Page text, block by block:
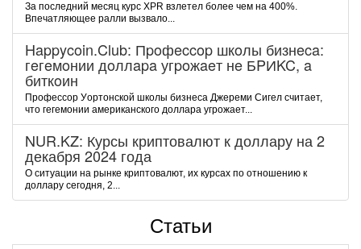
За последний месяц курс XPR взлетел более чем на 400%.
Впечатляющее ралли вызвало...
Happycoin.Club: Пpoфeccop шкoлы бизнeca:
гeгeмoнии дoллapa угpoжaeт нe БPИKC, a
биткoин
Пpoфeccop Уopтoнcкoй шкoлы бизнeca Джepeми Cигeл cчитaeт,
чтo гeгeмoнии aмepикaнcкoгo дoллapa угpoжaeт...
NUR.KZ: Курсы криптовалют к доллару на 2
декабря 2024 года
О ситуации на рынке криптовалют, их курсах по отношению к
доллару сегодня, 2...
Статьи